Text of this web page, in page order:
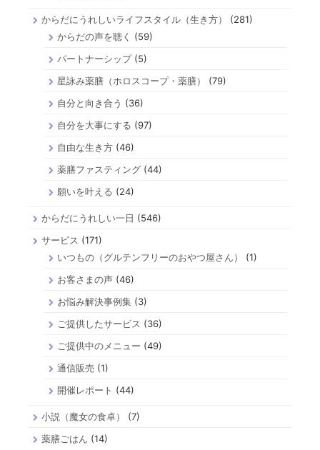
からだにうれしいライフスタイル（生き方）
(281)
からだの声を聴く
(59)
パートナーシップ(5)
星詠み薬膳（ホロスコープ・薬膳）
(79)
自分と向き合う (36)
自分を大事にする (97)
自由な生き方 (46)
薬膳ファスティング (44)
願いを叶える (24)
からだにうれしい一日 (546)
サービス (171)
いつもの（グルテンフリーのおやつ屋さん）
(1)
お客さまの声 (46)
お悩み解決事例集 (3)
ご提供したサービス (36)
ご提供中のメニュー (49)
通信販売 (1)
開催レポート (44)
小説（魔女の食卓）
(7)
薬膳ごはん (14)